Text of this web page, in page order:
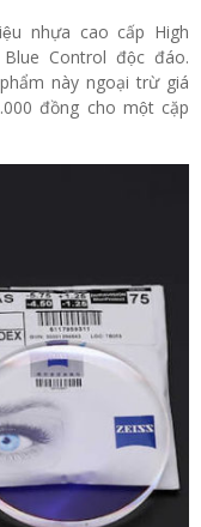
nhựa cao cấp High
Control độc đáo.
này ngoại trừ giá
đồng cho một cặp